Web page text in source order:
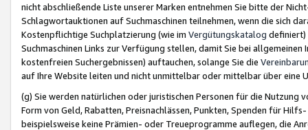
nicht abschließende Liste unserer Marken entnehmen Sie bitte der
Schlagwortauktionen auf Suchmaschinen teilnehmen, wenn die sich
Kostenpflichtige Suchplatzierung (wie im Vergütungskatalog definiert)
Suchmaschinen Links zur Verfügung stellen, damit Sie bei
kostenfreien Suchergebnissen) auftauchen, solange Sie die
auf Ihre Website leiten und nicht unmittelbar oder mittelbar über eine
(g) Sie werden natürlichen oder juristischen Personen für die Nutzung
Form von Geld, Rabatten, Preisnachlässen, Punkten, Spenden für
beispielsweise keine Prämien- oder Treueprogramme auflegen, die